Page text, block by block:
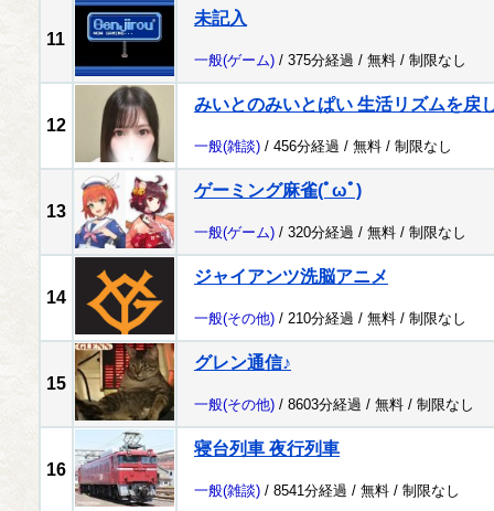
11
未記入
一般(ゲーム) / 375分経過 / 無料 / 制限なし
12
みいとのみいとぱい 生活リズムを戻
一般(雑談) / 456分経過 / 無料 / 制限なし
13
ゲーミング麻雀(ﾟωﾟ)
一般(ゲーム) / 320分経過 / 無料 / 制限なし
14
ジャイアンツ洗脳アニメ
一般(その他) / 210分経過 / 無料 / 制限なし
15
グレン通信♪
一般(その他) / 8603分経過 / 無料 / 制限なし
16
寝台列車 夜行列車
一般(雑談) / 8541分経過 / 無料 / 制限なし